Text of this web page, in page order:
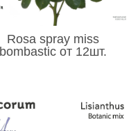
Rosa spray miss
bombastic от 12шт.